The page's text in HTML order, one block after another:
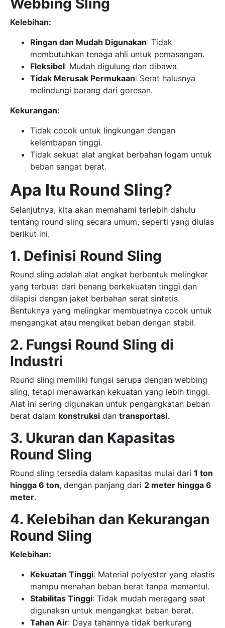
Webbing Sling
Kelebihan:
Ringan dan Mudah Digunakan: Tidak
membutuhkan tenaga ahli untuk pemasangan.
Fleksibel: Mudah digulung dan dibawa.
Tidak Merusak Permukaan: Serat halusnya
melindungi barang dari goresan.
Kekurangan:
Tidak cocok untuk lingkungan dengan
kelembapan tinggi.
Tidak sekuat alat angkat berbahan logam untuk
beban sangat berat.
Apa Itu Round Sling?
Selanjutnya, kita akan memahami terlebih dahulu
tentang round sling secara umum, seperti yang diulas
berikut ini.
1. Definisi Round Sling
Round sling adalah alat angkat berbentuk melingkar
yang terbuat dari benang berkekuatan tinggi dan
dilapisi dengan jaket berbahan serat sintetis.
Bentuknya yang melingkar membuatnya cocok untuk
mengangkat atau mengikat beban dengan stabil.
2. Fungsi Round Sling di
Industri
Round sling memiliki fungsi serupa dengan webbing
sling, tetapi menawarkan kekuatan yang lebih tinggi.
Alat ini sering digunakan untuk pengangkatan beban
berat dalam konstruksi dan transportasi.
3. Ukuran dan Kapasitas
Round Sling
Round sling tersedia dalam kapasitas mulai dari 1 ton
hingga 6 ton, dengan panjang dari 2 meter hingga 6
meter.
4. Kelebihan dan Kekurangan
Round Sling
Kelebihan:
Kekuatan Tinggi: Material polyester yang elastis
mampu menahan beban berat tanpa memantul.
Stabilitas Tinggi: Tidak mudah meregang saat
digunakan untuk mengangkat beban berat.
Tahan Air: Daya tahannya tidak berkurang